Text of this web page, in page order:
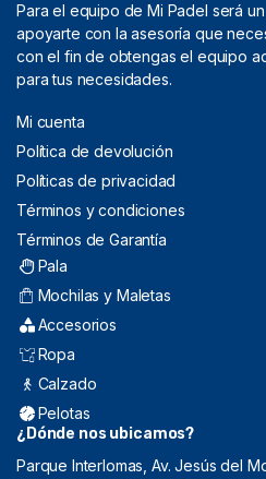
Para el equipo de Mi Padel será
apoyarte con la asesoría que
con el fin de obtengas el equipo
para tus necesidades.
Mi cuenta
Política de devolución
Políticas de privacidad
Términos y condiciones
Términos de Garantía
Pala
Mochilas y Maletas
Accesorios
Ropa
Calzado
Pelotas
¿Dónde nos ubicamos?
Parque Interlomas, Av. Jesús del